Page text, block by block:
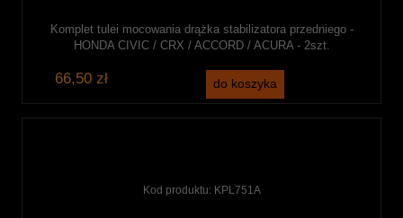
Komplet tulei mocowania drążka stabilizatora przedniego -
HONDA CIVIC / CRX / ACCORD / ACURA - 2szt.
66,50 zł do koszyka
Kod produktu: KPL751A